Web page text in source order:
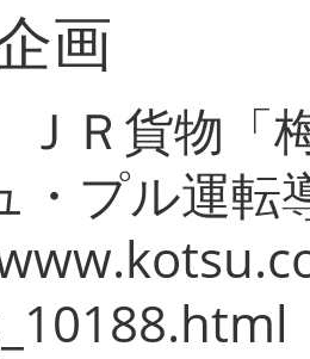
画
Ｒ貨物「
・プル運転